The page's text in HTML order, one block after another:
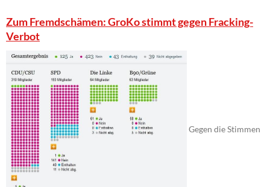
Zum Fremdschämen: GroKo stimmt gegen Fracking-
Verbot
Gegen die Stimmen